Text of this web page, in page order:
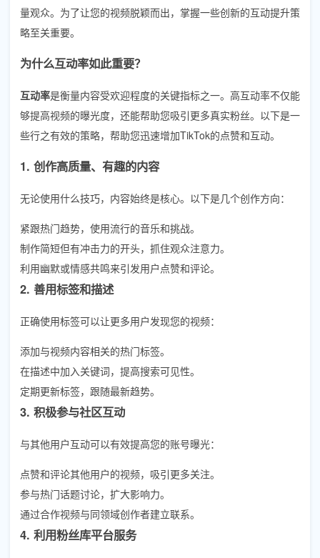
量观众。为了让您的视频脱颖而出，掌握一些创新的互动提升策
略至关重要。
为什么互动率如此重要？
互动率是衡量内容受欢迎程度的关键指标之一。高互动率不仅能
够提高视频的曝光度，还能帮助您吸引更多真实粉丝。以下是一
些行之有效的策略，帮助您迅速增加TikTok的点赞和互动。
1. 创作高质量、有趣的内容
无论使用什么技巧，内容始终是核心。以下是几个创作方向：
紧跟热门趋势，使用流行的音乐和挑战。
制作简短但有冲击力的开头，抓住观众注意力。
利用幽默或情感共鸣来引发用户点赞和评论。
2. 善用标签和描述
正确使用标签可以让更多用户发现您的视频：
添加与视频内容相关的热门标签。
在描述中加入关键词，提高搜索可见性。
定期更新标签，跟随最新趋势。
3. 积极参与社区互动
与其他用户互动可以有效提高您的账号曝光：
点赞和评论其他用户的视频，吸引更多关注。
参与热门话题讨论，扩大影响力。
通过合作视频与同领域创作者建立联系。
4. 利用粉丝库平台服务